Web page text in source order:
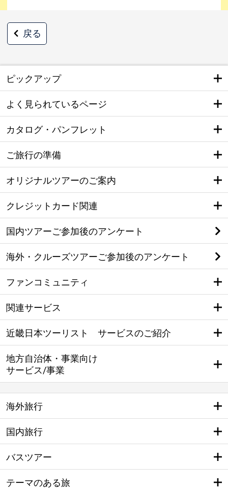
戻る
ピックアップ
よく見られているページ
カタログ・パンフレット
ご旅行の準備
オリジナルツアーのご案内
クレジットカード関連
国内ツアーご参加後のアンケート
海外・クルーズツアーご参加後のアンケート
ファンコミュニティ
関連サービス
近畿日本ツーリスト サービスのご紹介
地方自治体・事業向け
サービス/事業
海外旅行
国内旅行
バスツアー
テーマのある旅